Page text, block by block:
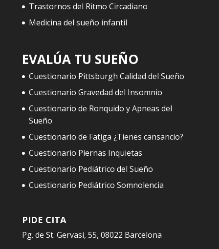
Trastornos del Ritmo Circadiano
Medicina del sueño infantil
EVALÚA TU SUEÑO
Cuestionario Pittsburgh Calidad del Sueño
Cuestionario Gravedad del Insomnio
Cuestionario de Ronquido y Apneas del
Sueño
Cuestionario de Fatiga ¿Tienes cansancio?
Cuestionario Piernas Inquietas
Cuestionario Pediátrico del Sueño
Cuestionario Pediátrico Somnolencia
PIDE CITA
Pg. de St. Gervasi, 55, 08022 Barcelona